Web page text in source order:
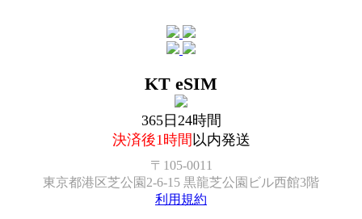
KT eSIM
365日24時間
決済後1時間 以内発送
〒105-0011
東京都港区芝公園2-6-15 黒龍芝公園ビル西館3階
利用規約